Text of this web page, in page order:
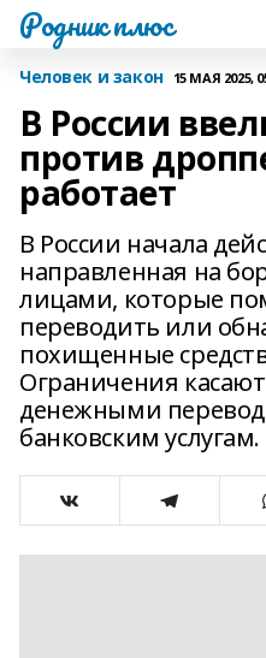
Родник плюс
Человек и закон 15 МАЯ 2025,
В России
против
работает
В России начала
направленная на
лицами, которые
переводить или
похищенные
Ограничения
денежными
банковским услугам.